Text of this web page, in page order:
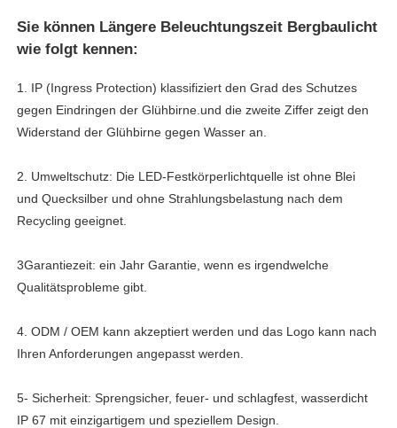
Nachrichten
Kabellose Bergbaukappenlampe
Aufladbare Bergbaugruppenlampen
unterirdische schnurlose Kappenlampe
Sie können Längere Beleuchtungszeit Bergbaulicht
wie folgt kennen:
1. IP (Ingress Protection) klassifiziert den Grad des Schutzes
gegen Eindringen der Glühbirne.und die zweite Ziffer zeigt den
Widerstand der Glühbirne gegen Wasser an.
2. Umweltschutz: Die LED-Festkörperlichtquelle ist ohne Blei
und Quecksilber und ohne Strahlungsbelastung nach dem
Recycling geeignet.
3Garantiezeit: ein Jahr Garantie, wenn es irgendwelche
Qualitätsprobleme gibt.
4. ODM / OEM kann akzeptiert werden und das Logo kann nach
Ihren Anforderungen angepasst werden.
5- Sicherheit: Sprengsicher, feuer- und schlagfest, wasserdicht
IP 67 mit einzigartigem und speziellem Design.